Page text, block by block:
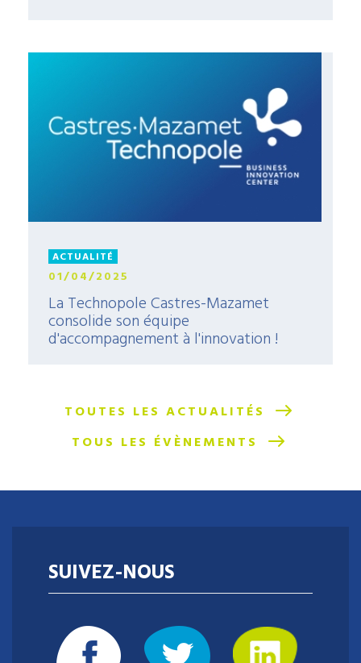
ACTUALITÉ
01/04/2025
La Technopole Castres-Mazamet
consolide son équipe
d'accompagnement à l'innovation !
l'innovation, d'accompagner les projets
rayonnement d'un territoire dynamique ?
TOUTES LES ACTUALITÉS
TOUS LES ÉVÈNEMENTS
SUIVEZ-NOUS